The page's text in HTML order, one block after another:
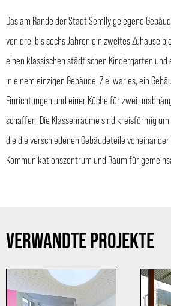
Das am Rande der Stadt Semily gelegene
von drei bis sechs Jahren ein zweites Zuhause
einen klassischen städtischen Kindergarten
in einem einzigen Gebäude: Ziel war es, ein
Einrichtungen und einer Küche für zwei
schaffen. Die Klassenräume sind kreisförmig
die die verschiedenen Gebäudeteile
Kommunikationszentrum und Raum für
VERWANDTE PROJEKTE